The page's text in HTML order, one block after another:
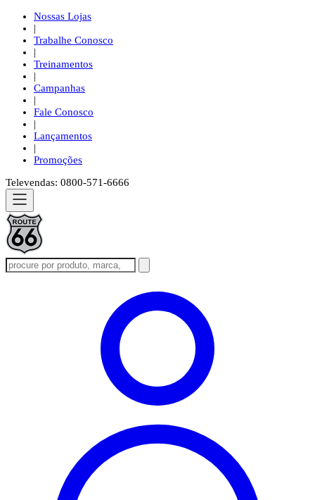
Nossas Lojas
|
Trabalhe Conosco
|
Treinamentos
|
Campanhas
|
Fale Conosco
|
Lançamentos
|
Promoções
Televendas: 0800-571-6666